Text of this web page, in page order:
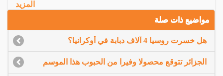
المزيد
مواضيع ذات صلة
هل خسرت روسيا 4 آلاف دبابة في أوكرانيا؟
الجزائر تتوقع محصولا وفيرا من الحبوب هذا الموسم